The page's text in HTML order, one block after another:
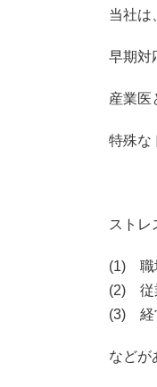
当社は
早期対
産業医
特殊な
ストレ
(1) 職
(2) 従
(3) 経
などが